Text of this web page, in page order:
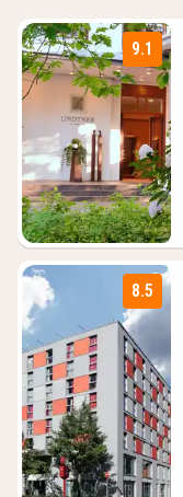
9.1
8.5